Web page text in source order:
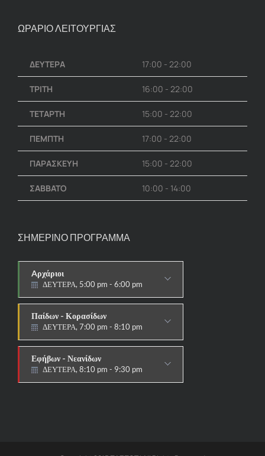
ΩΡΑΡΙΟ ΛΕΙΤΟΥΡΓΙΑΣ
ΔΕΥΤΕΡΑ 17:00 - 22:00
ΤΡΙΤΗ 16:00 - 22:00
ΤΕΤΑΡΤΗ 15:00 - 22:00
ΠΕΜΠΤΗ 17:00 - 22:00
ΠΑΡΑΣΚΕΥΗ 15:00 - 22:00
ΣΑΒΒΑΤΟ 10:00 - 14:00
ΣΗΜΕΡΙΝΟ ΠΡΟΓΡΑΜΜΑ
Aρχάριοι
ΔΕΥΤΕΡΑ, 5:00 pm - 6:00 pm
Παίδων - Κορασίδων
ΔΕΥΤΕΡΑ, 7:00 pm - 8:10 pm
Εφήβων - Νεανίδων
ΔΕΥΤΕΡΑ, 8:10 pm - 9:30 pm